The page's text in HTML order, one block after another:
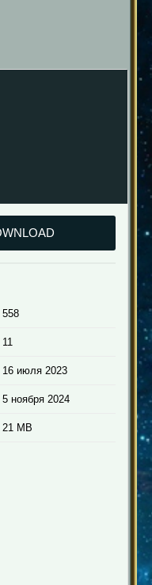
558
11
16 июля 2023
5 ноября 2024
21 MB